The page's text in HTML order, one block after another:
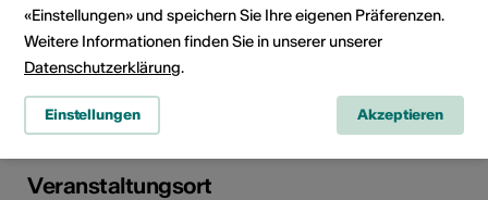
Rubrik
Veranstaltungsort
«Einstellungen» und speichern Sie Ihre eigenen Präferenzen.
Weitere Informationen finden Sie in unserer unserer
Datenschutzerklärung.
Einstellungen Akzeptieren